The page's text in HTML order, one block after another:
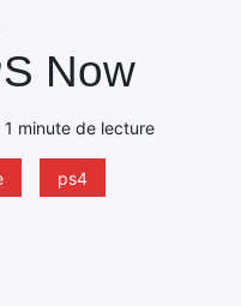
Now
minute de lecture
ps4